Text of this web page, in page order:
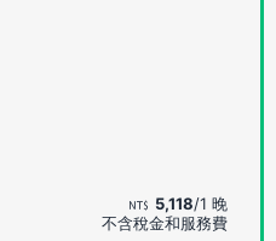
5,118/1 晚
不含稅金和服務費